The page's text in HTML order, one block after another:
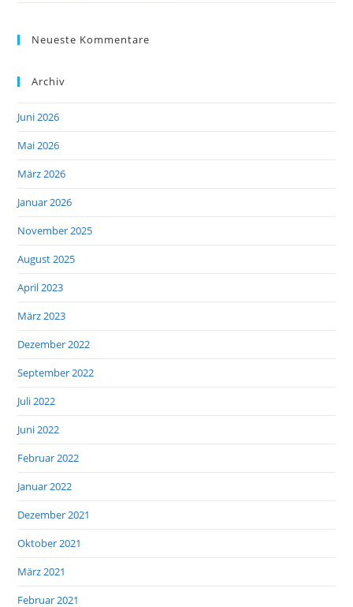
Neueste Kommentare
Archiv
Juni 2026
Mai 2026
März 2026
Januar 2026
November 2025
August 2025
April 2023
März 2023
Dezember 2022
September 2022
Juli 2022
Juni 2022
Februar 2022
Januar 2022
Dezember 2021
Oktober 2021
März 2021
Februar 2021